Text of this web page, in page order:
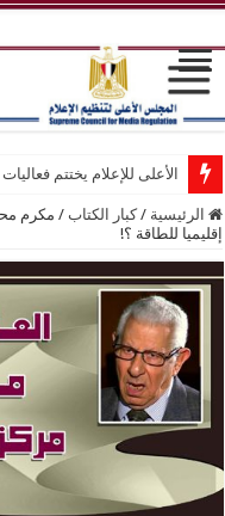
الأعلى للإعلام يختتم
الرئيسية / كبار الكتاب / مكرم
إقليميا للطاقة ؟!